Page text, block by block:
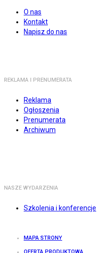
O nas
Kontakt
Napisz do nas
REKLAMA I PRENUMERATA
Reklama
Ogłoszenia
Prenumerata
Archiwum
NASZE WYDARZENIA
Szkolenia i konferencje
MAPA STRONY